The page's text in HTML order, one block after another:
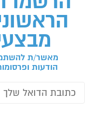
מאשר/ת
הודעות